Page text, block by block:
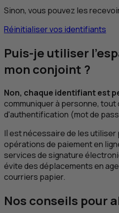
Sinon, vous pouvez les
Réinitialiser vos identifiants
Puis-je utiliser
mon conjoint ?
Non, chaque identifiant est
communiquer à personne,
d'authentification (mot de
Il est nécessaire de les
opérations de paiement en
services de signature
évite des déplacements en
courriers papier.
Nos conseils pour